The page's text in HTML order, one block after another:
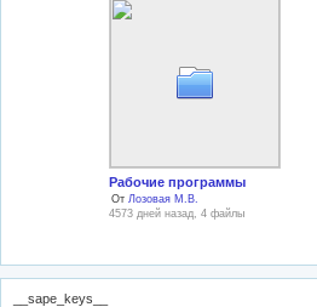
Рабочие программы
От Лозовая М.В.
4573 дней назад, 4 файлы
__sape_keys__